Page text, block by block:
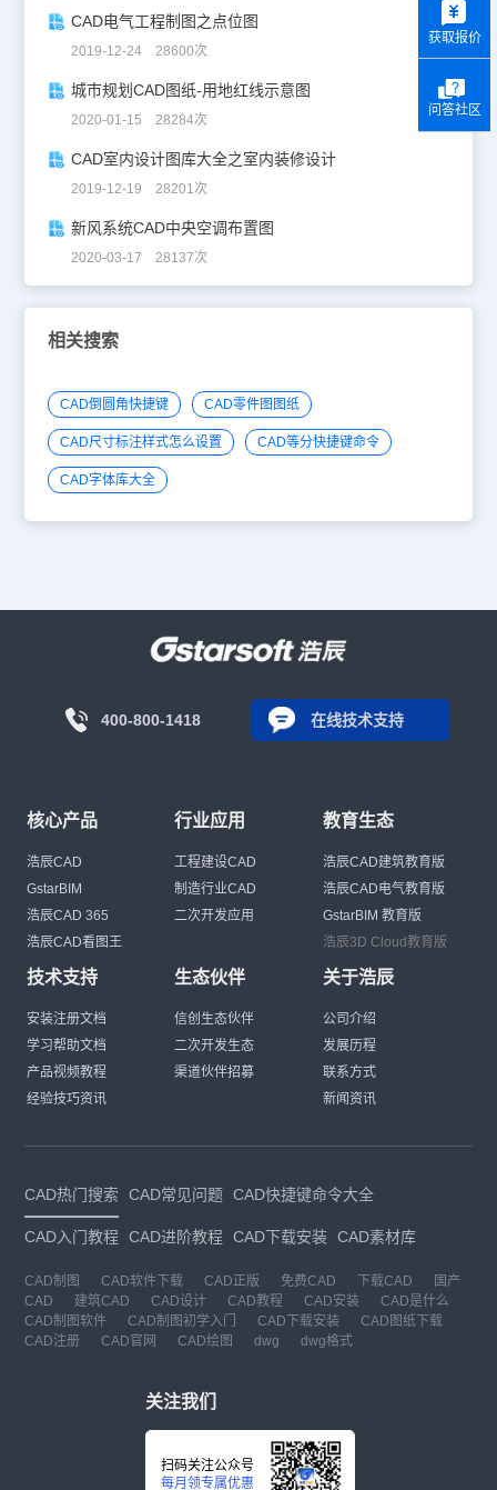
CAD电气工程制图之点位图
2019-12-24 28600次
城市规划CAD图纸-用地红线示意图
2020-01-15 28284次
CAD室内设计图库大全之室内装修设计
2019-12-19 28201次
新风系统CAD中央空调布置图
2020-03-17 28137次
相关搜索
CAD倒圆角快捷键 CAD零件图图纸
CAD尺寸标注样式怎么设置 CAD等分快捷键命令
CAD字体库大全
400-800-1418 在线技术支持
核心产品
浩辰CAD
GstarBIM
浩辰CAD 365
浩辰CAD看图王
行业应用
工程建设CAD
制造行业CAD
二次开发应用
教育生态
浩辰CAD建筑教育版
浩辰CAD电气教育版
GstarBIM 教育版
浩辰3D Cloud教育版
技术支持
安装注册文档
学习帮助文档
产品视频教程
经验技巧资讯
生态伙伴
信创生态伙伴
二次开发生态
渠道伙伴招募
关于浩辰
公司介绍
发展历程
联系方式
新闻资讯
CAD热门搜索 CAD常见问题 CAD快捷键命令大全
CAD入门教程 CAD进阶教程 CAD下载安装 CAD素材库
CAD制图 CAD软件下载 CAD正版 免费CAD 下载CAD
国产
CAD
建筑CAD CAD设计 CAD教程 CAD安装
CAD是什么
CAD制图软件
CAD制图初学入门 CAD下载安装
CAD图纸下载
CAD注册
CAD官网 CAD绘图 dwg dwg格式
关注我们
扫码关注公众号
每月领专属优惠
获取报价
问答社区